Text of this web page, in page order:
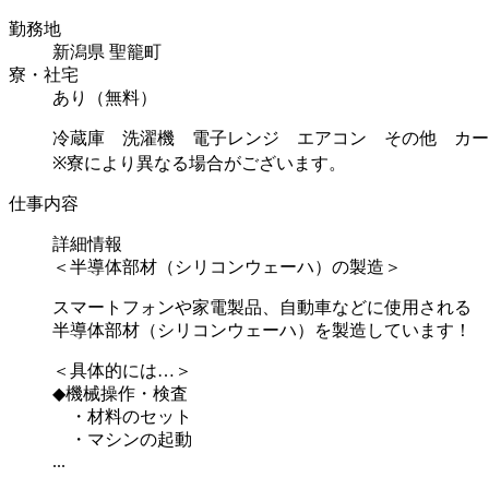
勤務地
新潟県 聖籠町
寮・社宅
あり（無料）
冷蔵庫 洗濯機 電子レンジ エアコン その他 カー
※寮により異なる場合がございます。
仕事内容
詳細情報
＜半導体部材（シリコンウェーハ）の製造＞
スマートフォンや家電製品、自動車などに使用される
半導体部材（シリコンウェーハ）を製造しています！
＜具体的には…＞
◆機械操作・検査
・材料のセット
・マシンの起動
...